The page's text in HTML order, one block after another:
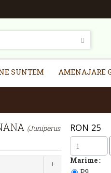
SUNTEM AMENAJARE
(Juniperus
RON 25
Marime :